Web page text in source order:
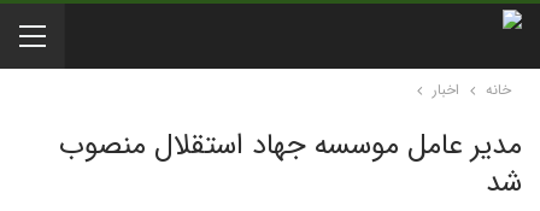
خانه اخبار
مدیر عامل موسسه جهاد استقلال منصوب
شد